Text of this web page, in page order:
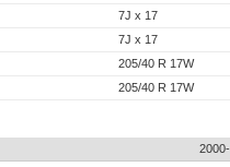
7J x 17
7J x 17
205/40 R 17W
205/40 R 17W